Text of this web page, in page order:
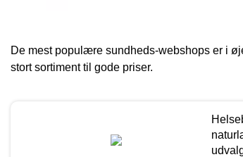
De mest populære sundheds-webshops er i
stort sortiment til gode priser.